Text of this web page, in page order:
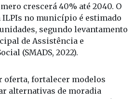
crescerá 40% até 2040. O
ILPIs no município é estimado
segundo levantamento
de Assistência e
(SMADS, 2022).
oferta, fortalecer modelos
alternativas de moradia